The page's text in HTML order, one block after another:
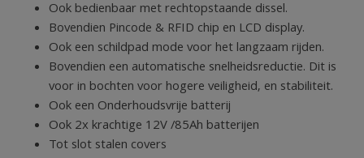
Ook bedienbaar met rechtopstaande dissel.
Bovendien Pincode & RFID chip en LCD display.
Ook een schildpad mode voor het langzaam rijden.
Bovendien een automatische snelheidsreductie. Dit is
voor in bochten voor hogere veiligheid, en stabiliteit.
Ook een Onderhoudsvrije batterij
Ook 2x krachtige 12V /85Ah batterijen
Tot slot stalen covers